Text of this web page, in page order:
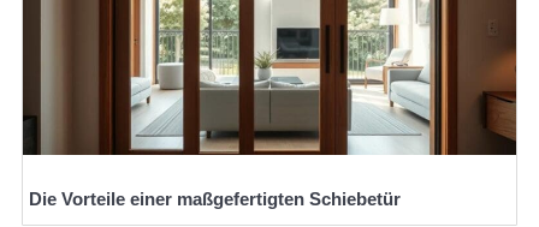
Die Vorteile einer maßgefertigten Schiebetür